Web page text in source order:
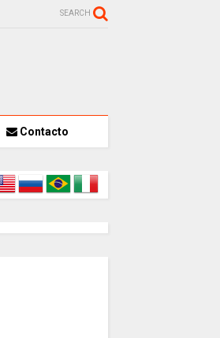
SEARCH
Contacto